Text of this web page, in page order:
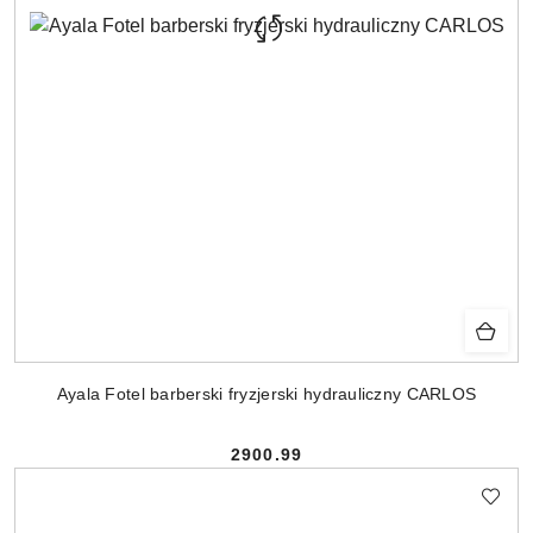
Ayala Fotel barberski fryzjerski hydrauliczny CARLOS
Cena:
2900.99